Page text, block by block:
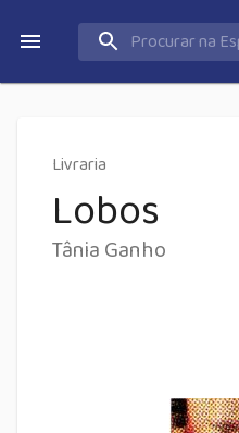
Livraria
Lobos
Tânia Ganho